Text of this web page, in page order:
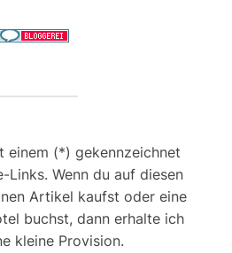
einem (*) gekennzeichnet
Links. Wenn du auf diesen
Artikel kaufst oder eine
buchst, dann erhalte ich
kleine Provision.